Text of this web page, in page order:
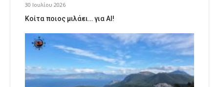
30 Ιουλίου 2026
Κοίτα ποιος μιλάει… για AI!